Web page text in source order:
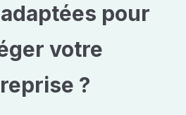
pour
votre
?